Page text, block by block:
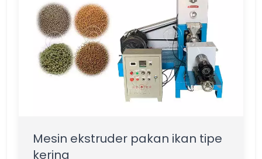
Mesin ekstruder pakan ikan tipe
kering